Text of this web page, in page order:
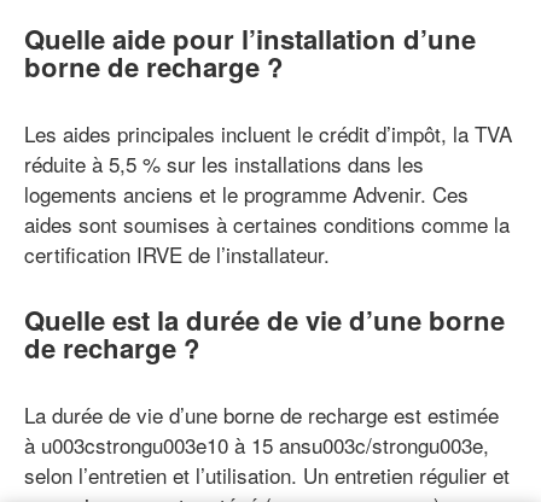
Quelle aide pour l’installation d’une
borne de recharge ?
Les aides principales incluent le crédit d’impôt, la TVA
réduite à 5,5 % sur les installations dans les
logements anciens et le programme Advenir. Ces
aides sont soumises à certaines conditions comme la
certification IRVE de l’installateur.
Quelle est la durée de vie d’une borne
de recharge ?
La durée de vie d’une borne de recharge est estimée
à u003cstrongu003e10 à 15 ansu003c/strongu003e,
selon l’entretien et l’utilisation. Un entretien régulier et